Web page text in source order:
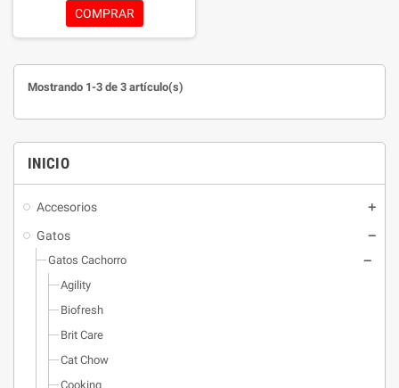
INICIO
Accesorios
Gatos
Gatos Cachorro
Agility
Biofresh
Brit Care
Cat Chow
Cooking
de pollo de alta calidad y granada.
Óptimo equilibrio de minerales.
legumbres. Con esencias
botánicas como Té Verde, Alfalfa,
COMPRAR
Mostrando 1-3 de 3 artículo(s)